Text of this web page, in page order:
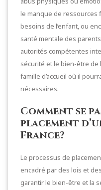
le manque de ressources
besoins de l’enfant, ou
santé mentale des
autorités compétentes
sécurité et le bien-être de
famille d’accueil où il
nécessaires.
Comment se
placement
France?
Le processus de
encadré par des lois et
garantir le bien-être et la